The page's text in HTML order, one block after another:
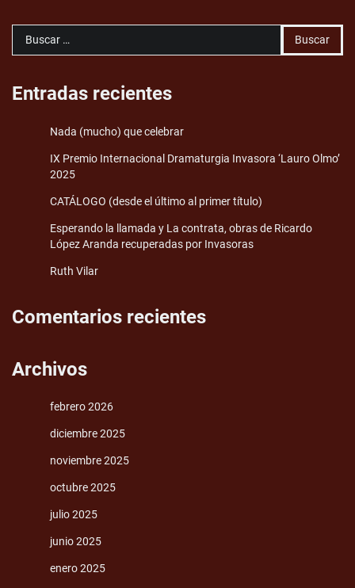
Buscar:
Entradas recientes
Nada (mucho) que celebrar
IX Premio Internacional Dramaturgia Invasora ‘Lauro Olmo’
2025
CATÁLOGO (desde el último al primer título)
Esperando la llamada y La contrata, obras de Ricardo
López Aranda recuperadas por Invasoras
Ruth Vilar
Comentarios recientes
Archivos
febrero 2026
diciembre 2025
noviembre 2025
octubre 2025
julio 2025
junio 2025
enero 2025